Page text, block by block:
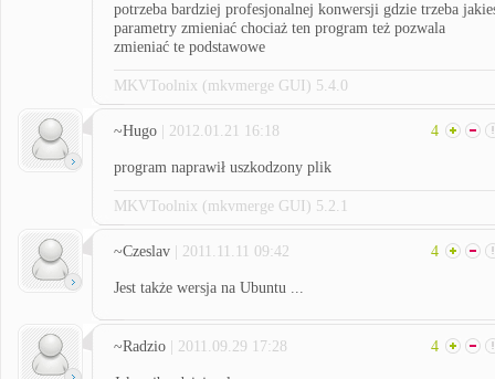
potrzeba bardziej profesjonalnej konwersji gdzie trzeba
parametry zmieniać chociaż ten program też pozwala
zmieniać te podstawowe
MKVToolnix (mkvmerge GUI) 5.4.0
~Hugo | 2012.01.21 16:18 4
program naprawił uszkodzony plik
MKVToolnix (mkvmerge GUI) 5.2.1
~Czeslav | 2011.11.11 09:42 4
Jest także wersja na Ubuntu ...
~Radzio | 2011.09.29 17:28 4